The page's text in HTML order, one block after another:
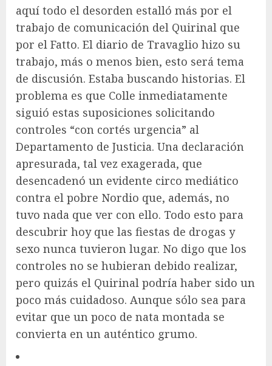
aquí todo el desorden estalló más por el
trabajo de comunicación del Quirinal que
por el Fatto. El diario de Travaglio hizo su
trabajo, más o menos bien, esto será tema
de discusión. Estaba buscando historias. El
problema es que Colle inmediatamente
siguió estas suposiciones solicitando
controles “con cortés urgencia” al
Departamento de Justicia. Una declaración
apresurada, tal vez exagerada, que
desencadenó un evidente circo mediático
contra el pobre Nordio que, además, no
tuvo nada que ver con ello. Todo esto para
descubrir hoy que las fiestas de drogas y
sexo nunca tuvieron lugar. No digo que los
controles no se hubieran debido realizar,
pero quizás el Quirinal podría haber sido un
poco más cuidadoso. Aunque sólo sea para
evitar que un poco de nata montada se
convierta en un auténtico grumo.